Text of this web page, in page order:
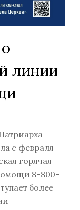
линии
с февраля
горячая
8-800-
более